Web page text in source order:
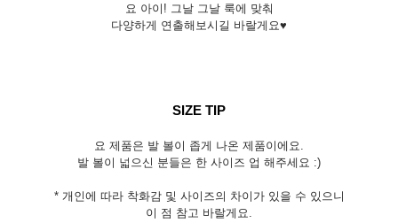
요 아이! 그날 그날 룩에 맞춰
다양하게 연출해보시길 바랄게요♥
SIZE TIP
요 제품은 발 볼이 좁게 나온 제품이에요.
발 볼이 넓으신 분들은 한 사이즈 업 해주세요 :)
* 개인에 따라 착화감 및 사이즈의 차이가 있을 수 있으니
이 점 참고 바랄게요.